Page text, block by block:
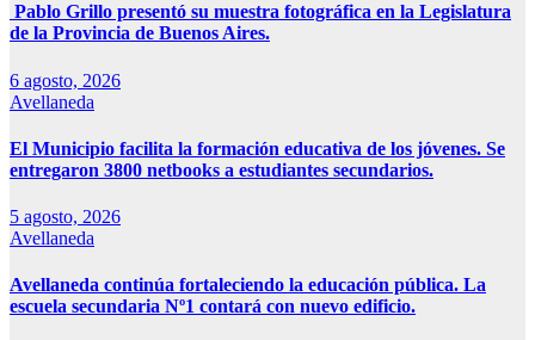
Pablo Grillo presentó su muestra fotográfica en la Legislatura
de la Provincia de Buenos Aires.
6 agosto, 2026
Avellaneda
El Municipio facilita la formación educativa de los jóvenes. Se
entregaron 3800 netbooks a estudiantes secundarios.
5 agosto, 2026
Avellaneda
Avellaneda continúa fortaleciendo la educación pública. La
escuela secundaria Nº1 contará con nuevo edificio.